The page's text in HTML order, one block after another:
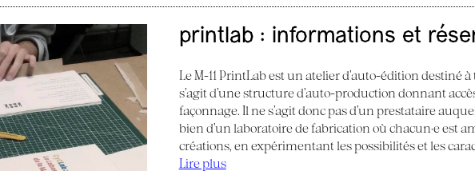
printlab : informations et
Le M-11 PrintLab est un atelier d’auto-édition destiné à
s’agit d’une structure d’auto-production donnant
façonnage. Il ne s’agit donc pas d’un prestataire
bien d’un laboratoire de fabrication où chacun·e est
créations, en expérimentant les possibilités et les
Lire plus